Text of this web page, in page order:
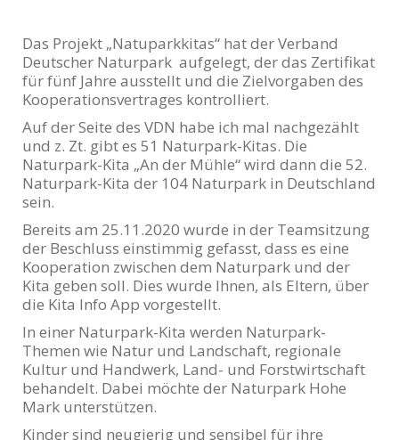
Das Projekt „Natuparkkitas“ hat der Verband
Deutscher Naturpark aufgelegt, der das Zertifikat
für fünf Jahre ausstellt und die Zielvorgaben des
Kooperationsvertrages kontrolliert.
Auf der Seite des VDN habe ich mal nachgezählt
und z. Zt. gibt es 51 Naturpark-Kitas. Die
Naturpark-Kita „An der Mühle“ wird dann die 52.
Naturpark-Kita der 104 Naturpark in Deutschland
sein.
Bereits am 25.11.2020 wurde in der Teamsitzung
der Beschluss einstimmig gefasst, dass es eine
Kooperation zwischen dem Naturpark und der
Kita geben soll. Dies wurde Ihnen, als Eltern, über
die Kita Info App vorgestellt.
In einer Naturpark-Kita werden Naturpark-
Themen wie Natur und Landschaft, regionale
Kultur und Handwerk, Land- und Forstwirtschaft
behandelt. Dabei möchte der Naturpark Hohe
Mark unterstützen.
Kinder sind neugierig und sensibel für ihre